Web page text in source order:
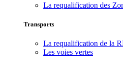
La requalification des
Transports
La requalification de la
Les voies vertes